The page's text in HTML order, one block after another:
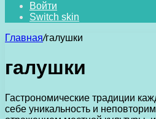
Войти
Switch skin
Главная/галушки
галушки
Гастрономические традиции
себе уникальность и